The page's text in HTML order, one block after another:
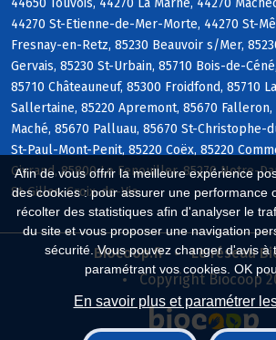
Afin de vous offrir la meilleure expérience
des cookies : pour assurer une performance
récolter des statistiques afin d'analyser le
du site et vous proposer une navigation
sécurité. Vous pouvez changer d'avis à
paramétrant vos cookies. OK
En savoir plus et paramétrer
44650 Touvois, 44270 La Marne, 44270
44270 St-Etienne-de-Mer-Morte, 44270 St-
Fresnay-en-Retz, 85230 Beauvoir s/Mer,
Gervais, 85230 St-Urbain, 85710 Bois-de-
85710 Châteauneuf, 85300 Froidfond, 85710
Sallertaine, 85220 Apremont, 85670 Falleron,
Maché, 85670 Palluau, 85670 St-Christophe-
St-Paul-Mont-Penit, 85220 Coëx, 85220
Givrand, 85800 Le Fenouiller, 85270 Notre-
St-Gilles-Croix-de-Vie
Biocoop.fr
Le réseau
Copyright Biocoop